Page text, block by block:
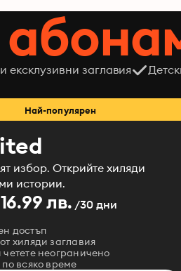
ексклузивни заглавия
Най-популярен
избор. Открийте хиляди
истории.
лв. /30 дни
достъп
хиляди заглавия
неограничено
всяко време